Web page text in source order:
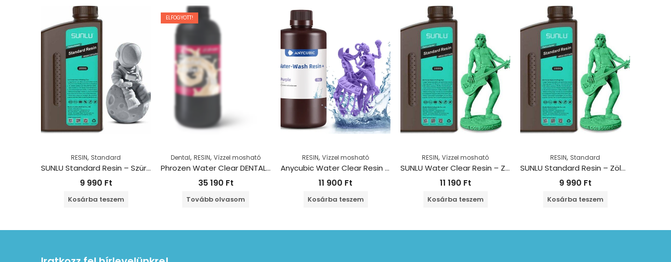
RESIN, Standard
SUNLU Standard Resin – Szürke (1kg)
9 990 Ft
Kosárba teszem
ELFOGYOTT!
Dental, RESIN, Vízzel mosható
Phrozen Water Clear DENTAL Resin – Bézs (1kg)
35 190 Ft
Tovább olvasom
RESIN, Vízzel mosható
Anycubic Water Clear Resin – Lila (1kg)
11 900 Ft
Kosárba teszem
RESIN, Vízzel mosható
SUNLU Water Clear Resin – Zöld (1kg)
11 190 Ft
Kosárba teszem
RESIN, Standard
SUNLU Standard Resin – Zöld (1kg)
9 990 Ft
Kosárba teszem